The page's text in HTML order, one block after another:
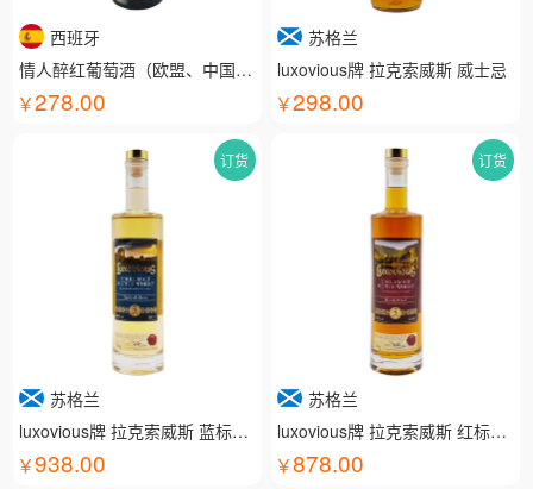
西班牙
情人醉红葡萄酒（欧盟、中国有机认证）
278.00
苏格兰
luxovious牌 拉克索威斯 威士忌
298.00
订货
苏格兰
luxovious牌 拉克索威斯 蓝标威士忌
938.00
订货
苏格兰
luxovious牌 拉克索威斯 红标威士忌
878.00